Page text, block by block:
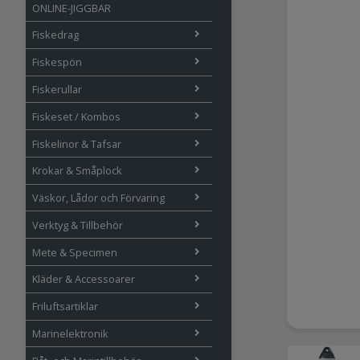
ONLINE-JIGGBAR
Fiskedrag
Fiskespön
Fiskerullar
Fiskeset / Kombos
Fiskelinor & Tafsar
Krokar & Småplock
Väskor, Lådor och Förvaring
Verktyg & Tillbehör
Mete & Specimen
Kläder & Accessoarer
Friluftsartiklar
Marinelektronik